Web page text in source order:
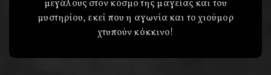
μεγάλους στον κόσμο της μαγείας και του
μυστηρίου, εκεί που η αγωνία και το χιούμορ
χτυπούν κόκκινο!